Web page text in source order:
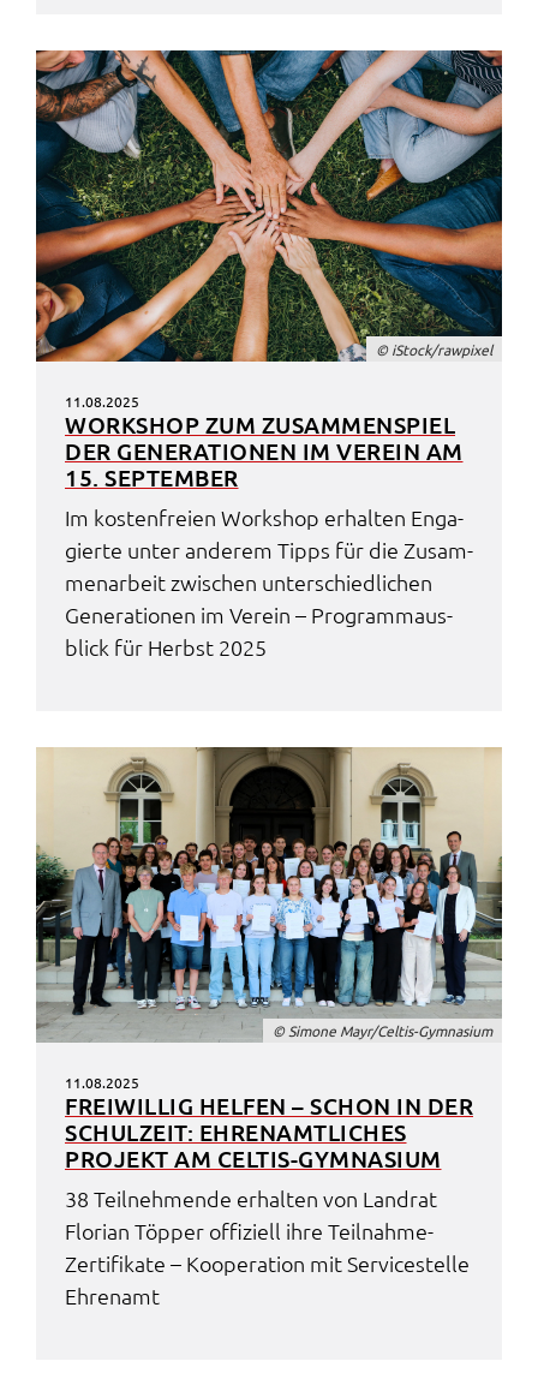
© iStock/rawpi­xel
11.08.2025
WORK­SHOP ZUM ZUSAM­MEN­SPIEL
DER GENE­RA­TIO­NEN IM VEREIN AM
15. SEPTEM­BER
Im kosten­frei­en Work­shop erhal­ten Enga­
gier­te unter ande­rem Tipps für die Zusam­
men­ar­beit zwischen unter­schied­li­chen
Gene­ra­tio­nen im Verein – Programm­aus­
blick für Herbst 2025
© Simo­ne Mayr/Celtis-Gymna­si­um
11.08.2025
FREI­WIL­LIG HELFEN – SCHON IN DER
SCHUL­ZEIT: EHREN­AMT­LI­CHES
PROJEKT AM CELTIS-GYMNA­SI­UM
38 Teil­neh­men­de erhal­ten von Land­rat
Flori­an Töpper offi­zi­ell ihre Teil­nah­me-
Zerti­fi­ka­te – Koope­ra­ti­on mit Service­stel­le
Ehren­amt